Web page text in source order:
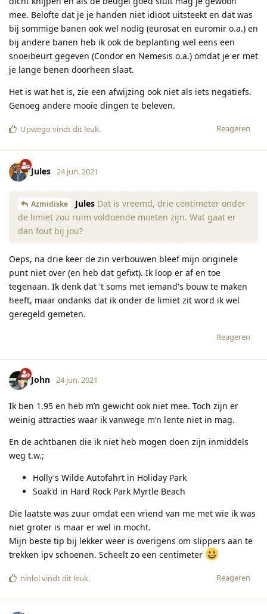
mee. Belofte dat je je handen niet idioot uitsteekt en dat was
bij sommige banen ook wel nodig (eurosat en euromir o.a.) en
bij andere banen heb ik ook de beplanting wel eens een
snoeibeurt gegeven (Condor en Nemesis o.a.) omdat je er met
je lange benen doorheen slaat.
Het is wat het is, zie een afwijzing ook niet als iets negatiefs.
Genoeg andere mooie dingen te beleven.
Reageren
Upwego vindt dit leuk.
Jules 24 jun. 2021
Azmidiske Jules Dat is vreemd, drie centimeter onder
de limiet zou ruim voldoende moeten zijn. Wat gaat er
dan fout bij jou?
Oeps, na drie keer de zin verbouwen bleef mijn originele
punt niet over (en heb dat gefixt). Ik loop er af en toe
tegenaan. Ik denk dat 't soms met iemand's bouw te maken
heeft, maar ondanks dat ik onder de limiet zit word ik wel
geregeld gemeten.
Reageren
John 24 jun. 2021
Ik ben 1.95 en heb m’n gewicht ook niet mee. Toch zijn er
weinig attracties waar ik vanwege m’n lente niet in mag.
En de achtbanen die ik niet heb mogen doen zijn inmiddels
weg t.w.;
Holly's Wilde Autofahrt in Holiday Park
Soak'd in Hard Rock Park Myrtle Beach
Die laatste was zuur omdat een vriend van me met wie ik was
niet groter is maar er wel in mocht.
Mijn beste tip bij lekker weer is overigens om slippers aan te
trekken ipv schoenen. Scheelt zo een centimeter
Reageren
ninlolvindt dit leuk.